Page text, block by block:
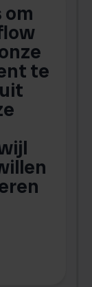
te